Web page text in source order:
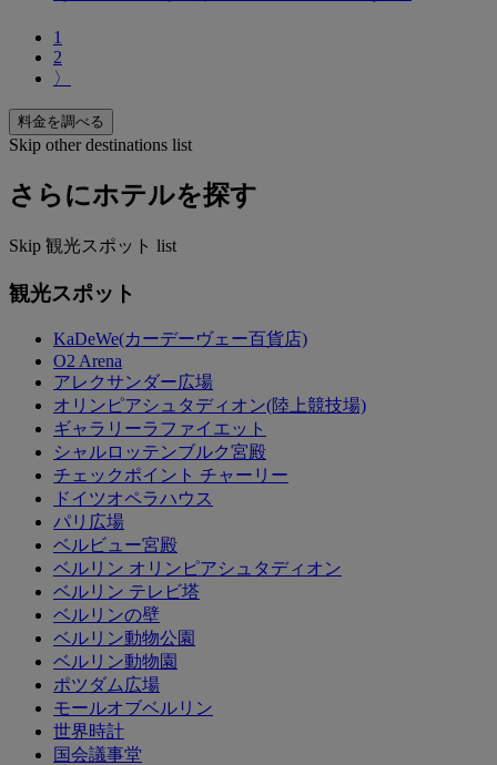
1
2
〉
料金を調べる
Skip other destinations list
さらにホテルを探す
Skip 観光スポット list
観光スポット
KaDeWe(カーデーヴェー百貨店)
O2 Arena
アレクサンダー広場
オリンピアシュタディオン(陸上競技場)
ギャラリーラファイエット
シャルロッテンブルク宮殿
チェックポイント チャーリー
ドイツオペラハウス
パリ広場
ベルビュー宮殿
ベルリン オリンピアシュタディオン
ベルリン テレビ塔
ベルリンの壁
ベルリン動物公園
ベルリン動物園
ポツダム広場
モールオブベルリン
世界時計
国会議事堂